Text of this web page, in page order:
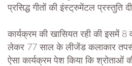
प्रसिद्ध गीतों की इंस्ट्रुमेंटल प्रस्तुति
कार्यक्रम की खासियत रही की इसमें 8
लेकर 77 साल के लीजेंड कलाकार
ऐसा कार्यक्रम पेश किया कि श्रोताओं